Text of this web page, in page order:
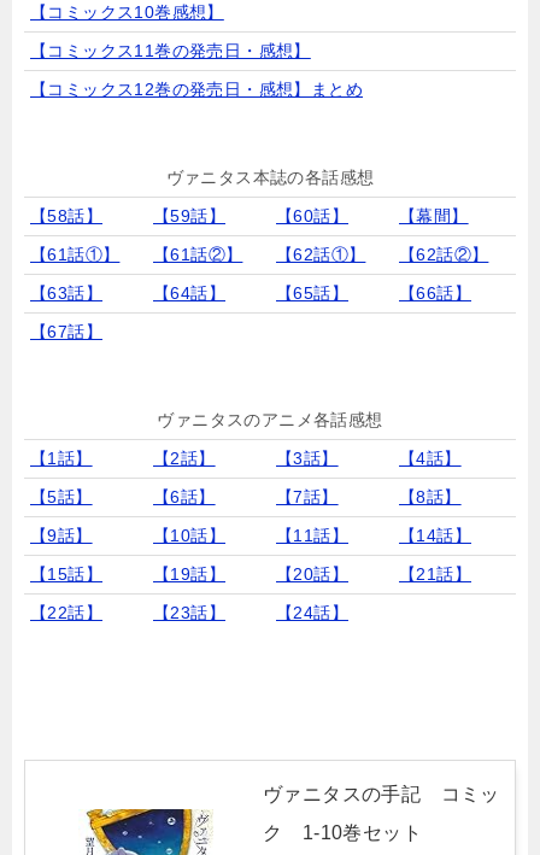
【コミックス10巻感想】
【コミックス11巻の発売日・感想】
【コミックス12巻の発売日・感想】まとめ
ヴァニタス本誌の各話感想
【58話】
【59話】 【60話】
【幕間】
【61話①】
【61話②】 【62話①】
【62話②】
【63話】
【64話】 【65話】
【66話】
【67話】
ヴァニタスのアニメ各話感想
【1話】
【2話】 【3話】
【4話】
【5話】
【6話】 【7話】
【8話】
【9話】
【10話】 【11話】
【14話】
【15話】
【19話】 【20話】
【21話】
【22話】
【23話】 【24話】
ヴァニタスの手記 コミッ
ク 1-10巻セット